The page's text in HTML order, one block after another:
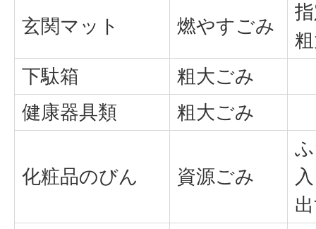
玄関マット 燃やすごみ
下駄箱
粗大ごみ
健康器具類
粗大ごみ
化粧品のびん 資源ごみ